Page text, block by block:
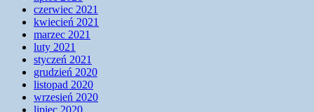
czerwiec 2021
kwiecień 2021
marzec 2021
luty 2021
styczeń 2021
grudzień 2020
listopad 2020
wrzesień 2020